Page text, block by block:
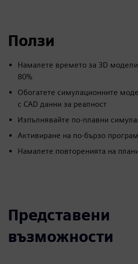
Ползи
Намалете времето за 3D
80%
Обогатете симулационните
с CAD данни за реалност
Изпълнявайте по-плавни
Активиране на по-бързо
Намалете повторенията на
Представени
възможности